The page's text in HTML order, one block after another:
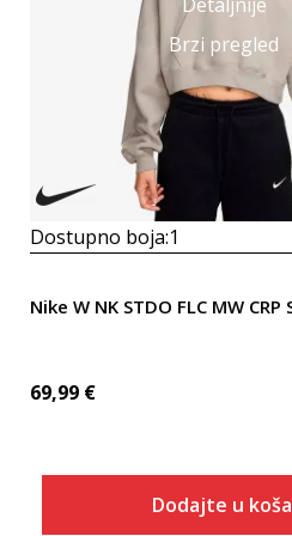
Brzi pregled
Dostupno boja:1
Nike W NK STDO FLC MW CRP
69,99 €
Dodajte u